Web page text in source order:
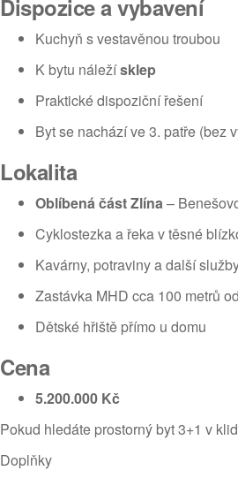
Dispozice a vybavení
Kuchyň s vestavěnou troubou
K bytu náležísklep
Praktické dispoziční řešení
Byt se nachází ve 3. patře (bez
Lokalita
Oblíbená část Zlína–
Cyklostezka a řeka v těsné
Kavárny, potraviny a další
Zastávka MHD cca 100 metrů
Dětské hřiště přímo u domu
Cena
5.200.000 Kč
Pokud hledáte prostorný byt 3+1 v
Doplňky